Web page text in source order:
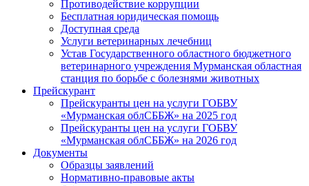
Противодействие коррупции
Бесплатная юридическая помощь
Доступная среда
Услуги ветеринарных лечебниц
Устав Государственного областного бюджетного
ветеринарного учреждения Мурманская областная
станция по борьбе с болезнями животных
Прейскурант
Прейскуранты цен на услуги ГОБВУ
«Мурманская облСББЖ» на 2025 год
Прейскуранты цен на услуги ГОБВУ
«Мурманская облСББЖ» на 2026 год
Документы
Образцы заявлений
Нормативно-правовые акты